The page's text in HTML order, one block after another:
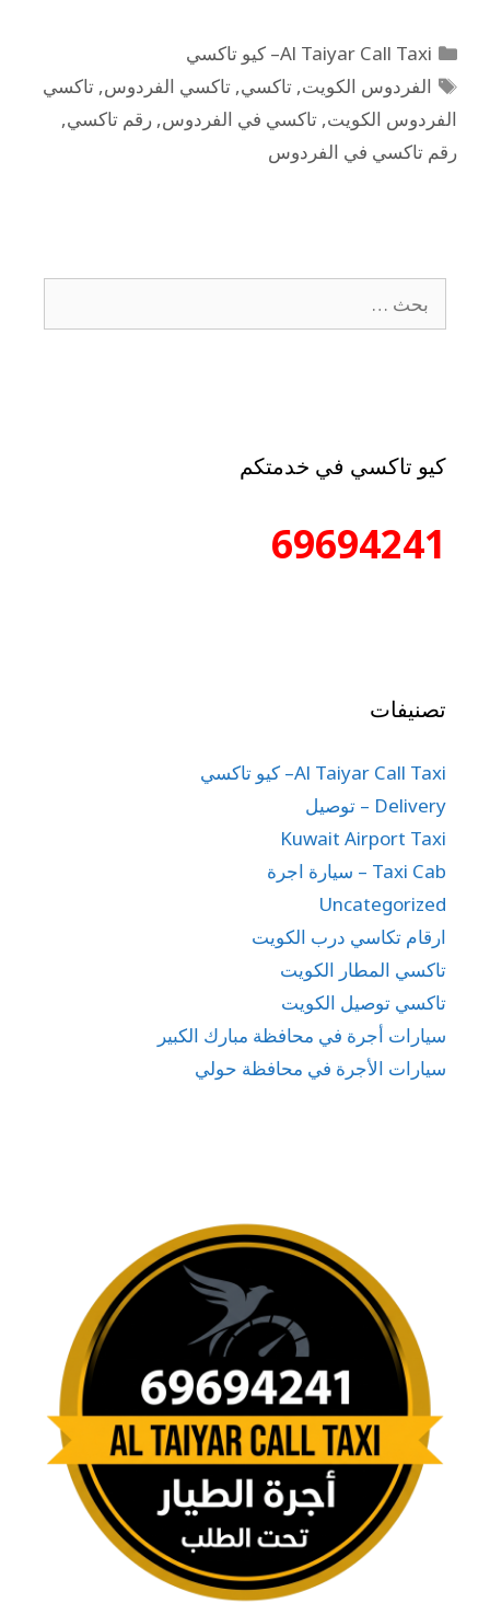
Al Taiyar Call Taxi– كيو تاكسي
الفردوس الكويت,تاكسي,تاكسي الفردوس,تاكسي
الفردوس الكويت, تاكسي في الفردوس, رقم تاكسي,
رقم تاكسي في الفردوس
كيو تاكسي في خدمتكم
69694241
تصنيفات
Al Taiyar Call Taxi– كيو تاكسي
Delivery – توصيل
Kuwait Airport Taxi
Taxi Cab – سيارة اجرة
Uncategorized
ارقام تكاسي درب الكويت
تاكسي المطار الكويت
تاكسي توصيل الكويت
سيارات أجرة في محافظة مبارك الكبير
سيارات الأجرة في محافظة حولي